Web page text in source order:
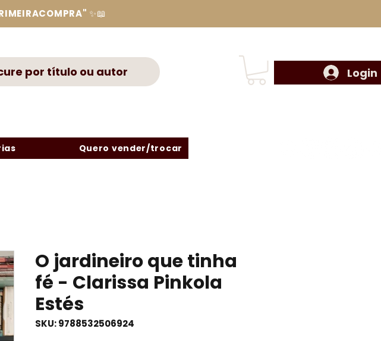
✨📖
por título ou autor
Quero vender/trocar
Login
O jardineiro que tinha
fé - Clarissa Pinkola
Estés
SKU: 9788532506924